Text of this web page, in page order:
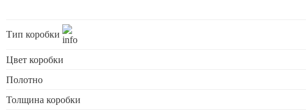
Тип коробки
Цвет коробки
Полотно
Толщина коробки